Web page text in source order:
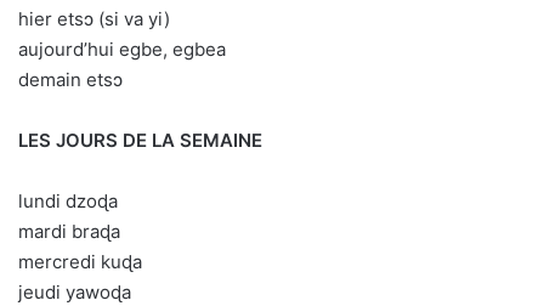
hier etsɔ (si va yi)
aujourd’hui egbe, egbea
demain etsɔ
LES JOURS DE LA SEMAINE
lundi dzoɖa
mardi braɖa
mercredi kuɖa
jeudi yawoɖa